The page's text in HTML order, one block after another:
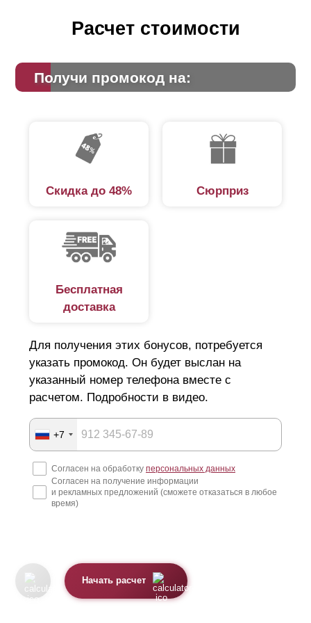
Расчет стоимости
Получи промокод на:
Скидка до 48% Сюрприз
Бесплатная
доставка
Для получения этих бонусов, потребуется
указать промокод. Он будет выслан на
указанный номер телефона вместе с
расчетом. Подробности в видео.
+7
Согласен на обработку персональных данных
Согласен на получение информации
и рекламных предложений (сможете отказаться в любое
время)
Начать расчет